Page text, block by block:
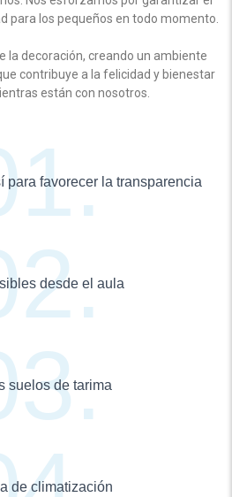
para los pequeños en todo momento.
la decoración, creando un ambiente
contribuye a la felicidad y bienestar
están con nosotros.
para favorecer la transparencia
desde el aula
suelos de tarima
de climatización